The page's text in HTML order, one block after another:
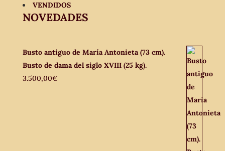
VENDIDOS
NOVEDADES
Busto antiguo de María Antonieta (73 cm).
Busto de dama del siglo XVIII (25 kg).
3.500,00€